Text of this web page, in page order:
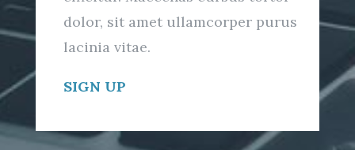
dolor, sit amet ullamcorper purus
lacinia vitae.
SIGN UP